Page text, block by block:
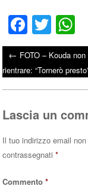
Fa
ce
bo
ok
T
wi
tte
r
ts
Post
← FOTO – Kouda non
rientrare: “Tornerò
Lascia un
Il tuo indirizzo email
contrassegnati*
Commento*